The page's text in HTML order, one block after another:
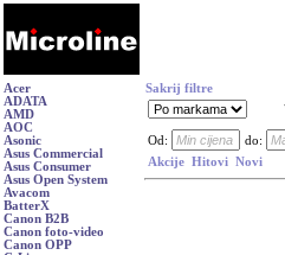
Acer
ADATA
AMD
AOC
Asonic
Asus Commercial
Asus Consumer
Asus Open System
Avacom
BatterX
Canon B2B
Canon foto-video
Canon OPP
Sakrij filtre
Od: do:
Akcije Hitovi Novi